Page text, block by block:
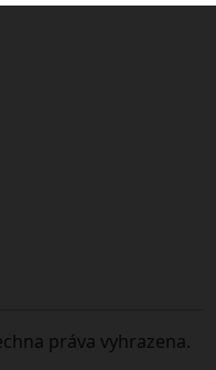
práva vyhrazena.